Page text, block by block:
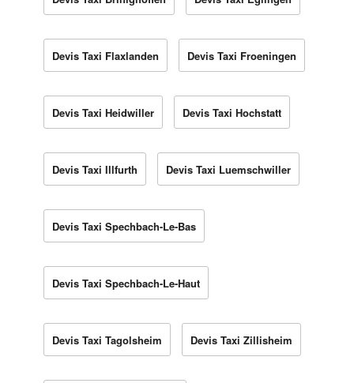
Devis Taxi Flaxlanden Devis Taxi Froeningen
Devis Taxi Heidwiller Devis Taxi Hochstatt
Devis Taxi Illfurth Devis Taxi Luemschwiller
Devis Taxi Spechbach-Le-Bas
Devis Taxi Spechbach-Le-Haut
Devis Taxi Tagolsheim Devis Taxi Zillisheim